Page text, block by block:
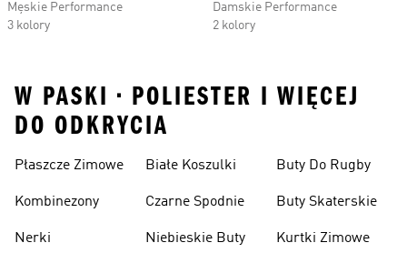
Męskie Performance
3 kolory
Damskie Performance
2 kolory
W PASKI • POLIESTER I WIĘCEJ
DO ODKRYCIA
Płaszcze Zimowe
Kombinezony
Nerki
Białe Koszulki
Czarne Spodnie
Niebieskie Buty
Buty Do Rugby
Buty Skaterskie
Kurtki Zimowe